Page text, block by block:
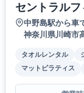
セントラル
中野島駅から車
神奈川県川崎市
タオルレンタル
マットピラティス